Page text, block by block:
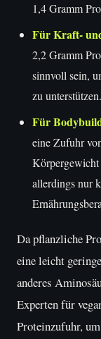
1,4 Gramm
Für Kraft-
2,2 Gramm
sinnvoll sein,
zu unterstützen.
Für
eine Zufuhr
Körpergewicht
allerdings nur
Da pflanzliche
eine leicht
anderes
Experten für
Proteinzufuhr,